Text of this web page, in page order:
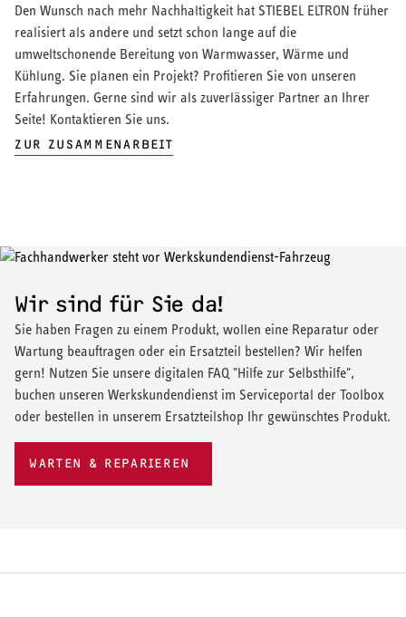
Den Wunsch nach mehr Nachhaltigkeit hat STIEBEL ELTRON früher
realisiert als andere und setzt schon lange auf die
umweltschonende Bereitung von Warmwasser, Wärme und
Kühlung. Sie planen ein Projekt? Profitieren Sie von unseren
Erfahrungen. Gerne sind wir als zuverlässiger Partner an Ihrer
Seite! Kontaktieren Sie uns.
ZUR ZUSAMMENARBEIT
Wir sind für Sie da!
Sie haben Fragen zu einem Produkt, wollen eine Reparatur oder
Wartung beauftragen oder ein Ersatzteil bestellen? Wir helfen
gern! Nutzen Sie unsere digitalen FAQ "Hilfe zur Selbsthilfe",
buchen unseren Werkskundendienst im Serviceportal der Toolbox
oder bestellen in unserem Ersatzteilshop Ihr gewünschtes Produkt.
WARTEN & REPARIEREN